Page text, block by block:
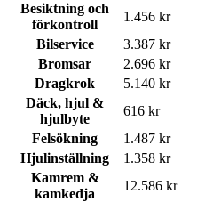
Besiktning och
förkontroll
1.456 kr
Bilservice
3.387 kr
Bromsar
2.696 kr
Dragkrok
5.140 kr
Däck, hjul &
hjulbyte
616 kr
Felsökning
1.487 kr
Hjulinställning
1.358 kr
Kamrem &
kamkedja
12.586 kr